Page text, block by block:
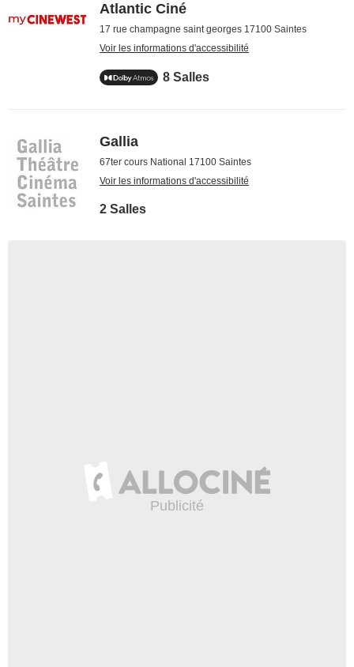
Atlantic Ciné
17 rue champagne saint georges 17100 Saintes
Voir les informations d'accessibilité
8 Salles
Gallia
67ter cours National 17100 Saintes
Voir les informations d'accessibilité
2 Salles